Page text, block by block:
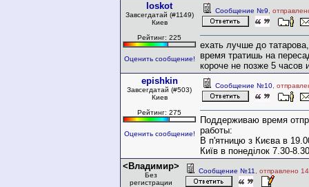
loskot
Завсегдатай (#1149)
Киев
Рейтинг: 225
Оценить сообщение!
Сообщение №9 ,
ехать лучше до
время тратишь на
короче не позже 5 часов
epishkin
Завсегдатай (#503)
Киев
Рейтинг: 275
Оценить сообщение!
Сообщение №10 ,
Поддерживаю время
работы:
В п'ятницю з Києва в
Київ в понеділок 7.30-
<Владимир>
Без
регистрации
Сообщение №11 , отправлено